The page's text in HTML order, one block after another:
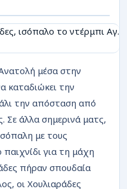
μέσα στην
καταδιώκει την
την απόσταση από
άλλα σημερινά ματς,
με τους
για τη μάχη
πήραν σπουδαία
οι Χουλιαράδες